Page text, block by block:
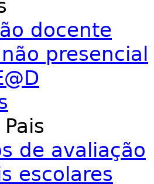
docente
presencial
de avaliação
escolares